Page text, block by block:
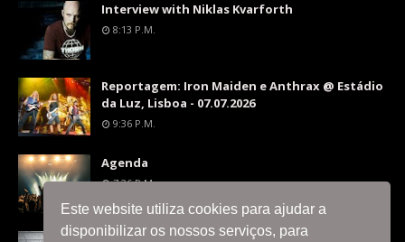
Este website utiliza cookies para ajudar a
disponibilizar os nossos serviços, para
Interview with Niklas Kvarforth
8:13 P.m.
Reportagem: Iron Maiden e Anthrax @ Estádio
da Luz, Lisboa - 07.07.2026
9:36 P.m.
Agenda
7:26 P.m.